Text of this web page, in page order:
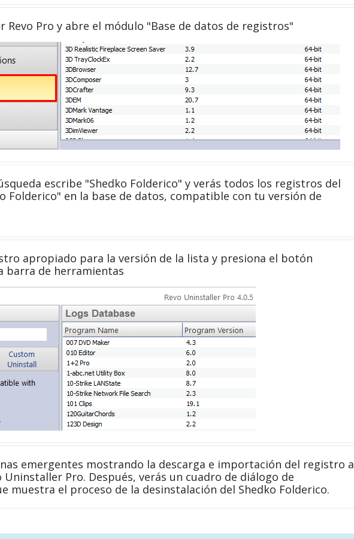
Revo Pro y abre el módulo "Base de datos de registros"
escribe "Shedko Folderico" y verás todos los registros del
Folderico" en la base de datos, compatible con tu versión de
apropiado para la versión de la lista y presiona el botón
barra de herramientas
emergentes mostrando la descarga e importación del registro a
Uninstaller Pro. Después, verás un cuadro de diálogo de
muestra el proceso de la desinstalación del Shedko Folderico.